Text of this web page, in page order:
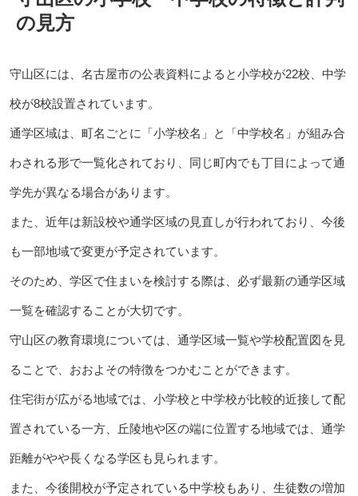
の見方
守山区には、名古屋市の公表資料によると小学校が22校、中学
校が8校設置されています。
通学区域は、町名ごとに「小学校名」と「中学校名」が組み合
わされる形で一覧化されており、同じ町内でも丁目によって通
学先が異なる場合があります。
また、近年は新設校や通学区域の見直しが行われており、今後
も一部地域で変更が予定されています。
そのため、学区で住まいを検討する際は、必ず最新の通学区域
一覧を確認することが大切です。
守山区の教育環境については、通学区域一覧や学校配置図を見
ることで、おおよその特徴をつかむことができます。
住宅街が広がる地域では、小学校と中学校が比較的近接して配
置されている一方、丘陵地や区の端に位置する地域では、通学
距離がやや長くなる学区も見られます。
また、今後開校が予定されている中学校もあり、生徒数の増加